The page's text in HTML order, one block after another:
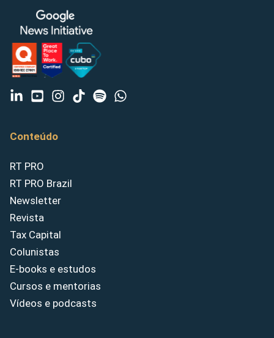
Conteúdo
RT PRO
RT PRO Brazil
Newsletter
Revista
Tax Capital
Colunistas
E-books e estudos
Cursos e mentorias
Vídeos e podcasts